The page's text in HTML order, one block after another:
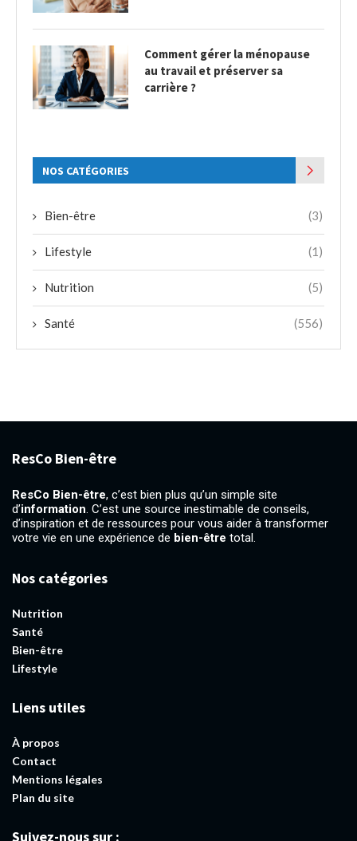
Comment gérer la ménopause
au travail et préserver sa
carrière ?
NOS CATÉGORIES
Bien-être (3)
Lifestyle (1)
Nutrition (5)
Santé (556)
ResCo Bien-être
ResCo Bien-être, c’est bien plus qu’un simple site
d’information. C’est une source inestimable de conseils,
d’inspiration et de ressources pour vous aider à transformer
votre vie en une expérience de bien-être total.
Nos catégories
Nutrition
Santé
Bien-être
Lifestyle
Liens utiles
À propos
Contact
Mentions légales
Plan du site
Suivez-nous sur :